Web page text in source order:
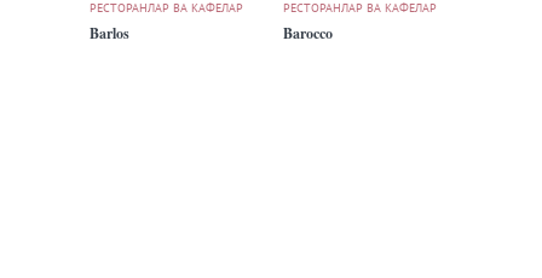
РЕСТОРАНЛАР ВА КАФЕЛАР
Barlos
РЕСТОРАНЛАР ВА КАФЕЛАР
Barocco